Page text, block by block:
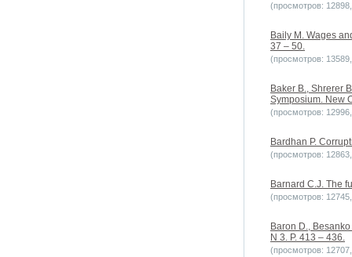
(просмотров:
Baily M. Wages
37 – 50.
(просмотров:
Baker B., Shrerer
Symposium. New
(просмотров:
Bardhan P.
(просмотров:
Barnard C.J. The
(просмотров:
Baron D.,
N 3. P. 413 – 436.
(просмотров: